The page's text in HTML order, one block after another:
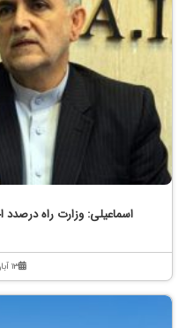
اسماعیلی: وزارت راه درصدد
۱۳ آبان ۱۴۰۴